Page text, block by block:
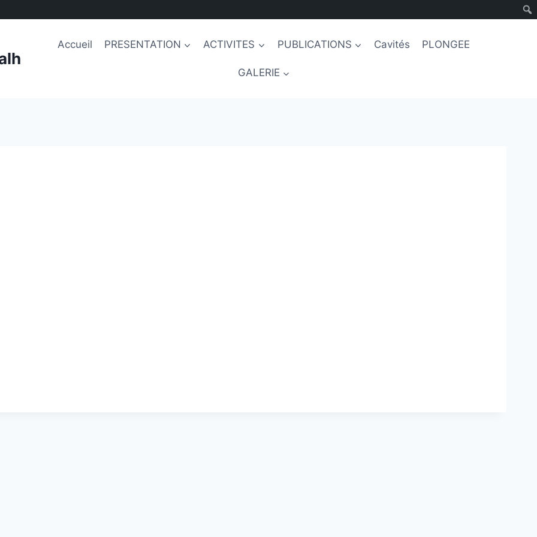
Accueil PRESENTATION ACTIVITES PUBLICATIONS Cavités PLONGEE
GALERIE